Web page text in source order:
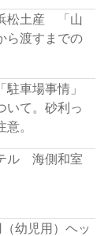
松土産 「山
ら渡すまでの
駐車場事情」
いて。砂利っ
。
ル 海側和室
幼児用）ヘッ